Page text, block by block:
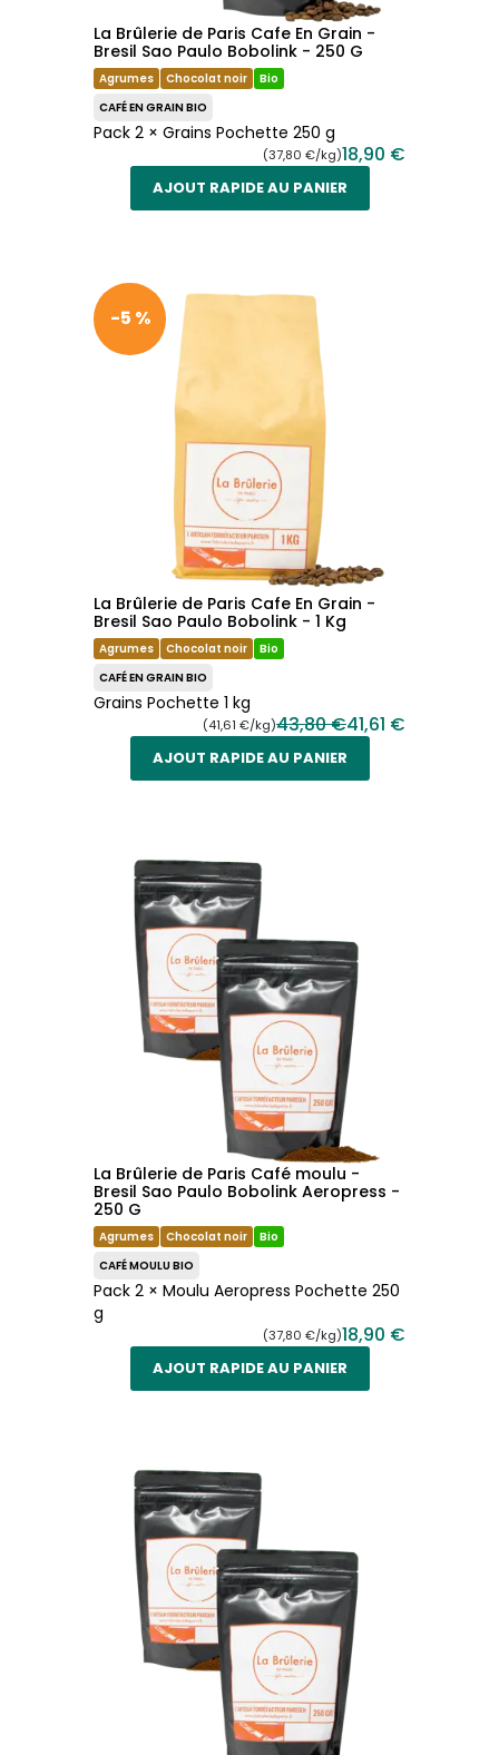
La Brûlerie de Paris Cafe En Grain -
Bresil Sao Paulo Bobolink - 250 G
Agrumes Chocolat noir
Bio
CAFÉ EN GRAIN BIO
Pack 2 × Grains Pochette 250 g
(37,80 €/kg)18,90 €
AJOUT RAPIDE AU PANIER
-5 %
La Brûlerie de Paris Cafe En Grain -
Bresil Sao Paulo Bobolink - 1 Kg
Agrumes Chocolat noir
Bio
CAFÉ EN GRAIN BIO
Grains Pochette 1 kg
(41,61 €/kg)43,80 €41,61 €
AJOUT RAPIDE AU PANIER
La Brûlerie de Paris Café moulu -
Bresil Sao Paulo Bobolink Aeropress -
250 G
Agrumes Chocolat noir
Bio
CAFÉ MOULU BIO
Pack 2 × Moulu Aeropress Pochette 250
g
(37,80 €/kg)18,90 €
AJOUT RAPIDE AU PANIER